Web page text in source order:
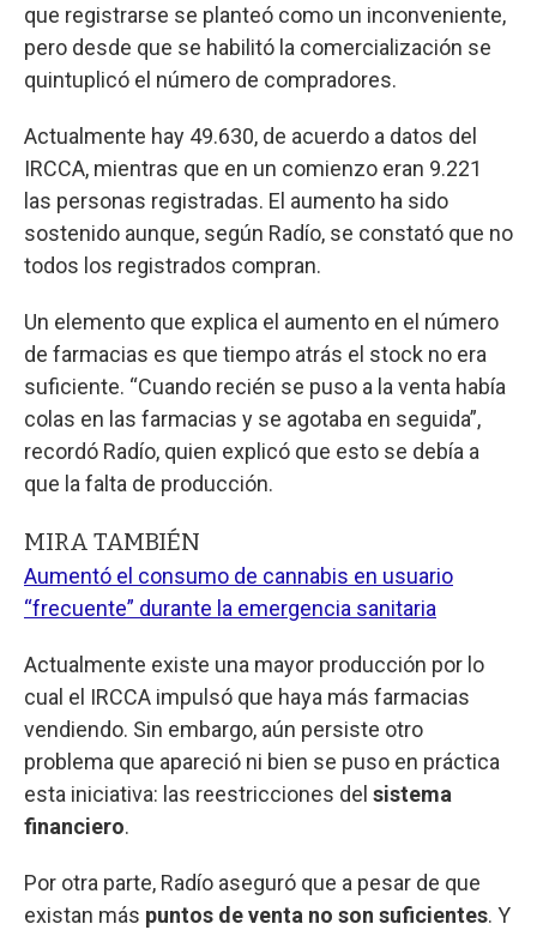
que registrarse se planteó como un inconveniente,
pero desde que se habilitó la comercialización se
quintuplicó el número de compradores.
Actualmente hay 49.630, de acuerdo a datos del
IRCCA, mientras que en un comienzo eran 9.221
las personas registradas. El aumento ha sido
sostenido aunque, según Radío, se constató que no
todos los registrados compran.
Un elemento que explica el aumento en el número
de farmacias es que tiempo atrás el stock no era
suficiente. “Cuando recién se puso a la venta había
colas en las farmacias y se agotaba en seguida”,
recordó Radío, quien explicó que esto se debía a
que la falta de producción.
MIRA TAMBIÉN
Aumentó el consumo de cannabis en usuario
“frecuente” durante la emergencia sanitaria
Actualmente existe una mayor producción por lo
cual el IRCCA impulsó que haya más farmacias
vendiendo. Sin embargo, aún persiste otro
problema que apareció ni bien se puso en práctica
esta iniciativa: las reestricciones del sistema
financiero.
Por otra parte, Radío aseguró que a pesar de que
existan más puntos de venta no son suficientes. Y